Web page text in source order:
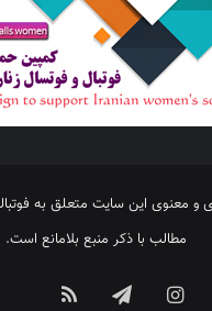
معنوی این سایت متعلق به
مطالب با ذکر منبع بلامانع است.
اینستاگرامتلگرام